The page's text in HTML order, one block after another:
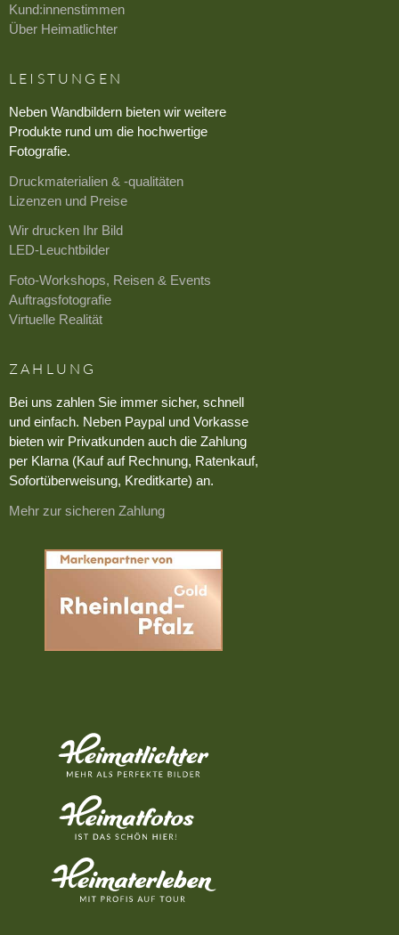
Kund:innenstimmen
Über Heimatlichter
LEISTUNGEN
Neben Wandbildern bieten wir weitere
Produkte rund um die hochwertige
Fotografie.
Druckmaterialien & -qualitäten
Lizenzen und Preise
Wir drucken Ihr Bild
LED-Leuchtbilder
Foto-Workshops, Reisen & Events
Auftragsfotografie
Virtuelle Realität
ZAHLUNG
Bei uns zahlen Sie immer sicher, schnell
und einfach. Neben Paypal und Vorkasse
bieten wir Privatkunden auch die Zahlung
per Klarna (Kauf auf Rechnung, Ratenkauf,
Sofortüberweisung, Kreditkarte) an.
Mehr zur sicheren Zahlung